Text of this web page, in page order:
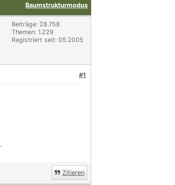
Baumstrukturmodus
Beiträge: 28.758
Themen: 1.229
Registriert seit: 05.2005
#1
Zitieren